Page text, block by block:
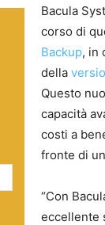
Bacula
corso di
Backup, in
della
Questo
capacità
costi a
fronte di
“Con
eccellente